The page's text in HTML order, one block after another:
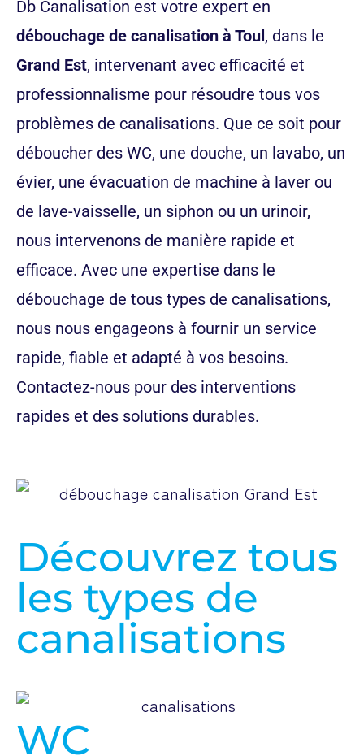
Db Canalisation est votre expert en
débouchage de canalisation à Toul, dans le
Grand Est, intervenant avec efficacité et
professionnalisme pour résoudre tous vos
problèmes de canalisations. Que ce soit pour
déboucher des WC, une douche, un lavabo, un
évier, une évacuation de machine à laver ou
de lave-vaisselle, un siphon ou un urinoir,
nous intervenons de manière rapide et
efficace. Avec une expertise dans le
débouchage de tous types de canalisations,
nous nous engageons à fournir un service
rapide, fiable et adapté à vos besoins.
Contactez-nous pour des interventions
rapides et des solutions durables.
Découvrez tous
les types de
canalisations
WC